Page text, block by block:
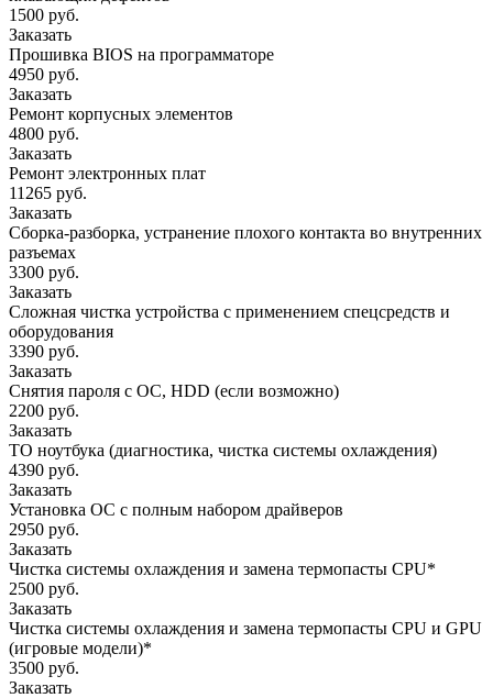
1500 руб.
Заказать
Прошивка BIOS на программаторе
4950 руб.
Заказать
Ремонт корпусных элементов
4800 руб.
Заказать
Ремонт электронных плат
11265 руб.
Заказать
Сборка-разборка, устранение плохого контакта во внутренних
разъемах
3300 руб.
Заказать
Сложная чистка устройства с применением спецсредств и
оборудования
3390 руб.
Заказать
Снятия пароля с OC, HDD (если возможно)
2200 руб.
Заказать
ТО ноутбука (диагностика, чистка системы охлаждения)
4390 руб.
Заказать
Установка ОС с полным набором драйверов
2950 руб.
Заказать
Чистка системы охлаждения и замена термопасты CPU*
2500 руб.
Заказать
Чистка системы охлаждения и замена термопасты CPU и GPU
(игровые модели)*
3500 руб.
Заказать